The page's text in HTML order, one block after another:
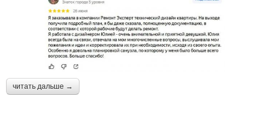
читать дальше →